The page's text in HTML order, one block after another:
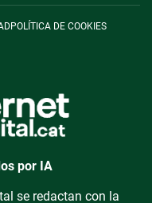
POLÍTICA DE COOKIES
por IA
se redactan con la